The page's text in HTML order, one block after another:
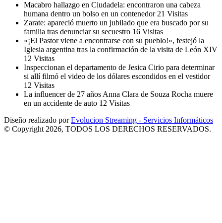
Macabro hallazgo en Ciudadela: encontraron una cabeza
humana dentro un bolso en un contenedor 21 Visitas
Zarate: apareció muerto un jubilado que era buscado por su
familia tras denunciar su secuestro 16 Visitas
«¡El Pastor viene a encontrarse con su pueblo!», festejó la
Iglesia argentina tras la confirmación de la visita de León XIV
12 Visitas
Inspeccionan el departamento de Jesica Cirio para determinar
si allí filmó el video de los dólares escondidos en el vestidor
12 Visitas
La influencer de 27 años Anna Clara de Souza Rocha muere
en un accidente de auto 12 Visitas
Diseño realizado porEvolucion Streaming - Servicios Informáticos
© Copyright 2026, TODOS LOS DERECHOS RESERVADOS.